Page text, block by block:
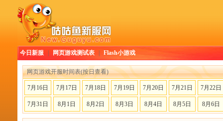
今日新服 网页游戏测试表 Flash小游戏
网页游戏开服时间表(按日查看)
7月16日 7月17日 7月18日 7月19日 7月20日 7月21日 7月22日
7月31日 8月1日 8月2日 8月3日 8月4日 8月5日 8月6日